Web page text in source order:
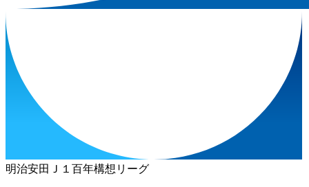
明治安田Ｊ１百年構想リーグ